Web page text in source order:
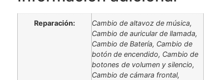
Reparación:
Cambio de altavoz de música,
Cambio de auricular de llamada,
Cambio de Batería, Cambio de
botón de encendido, Cambio de
botones de volumen y silencio,
Cambio de cámara frontal,